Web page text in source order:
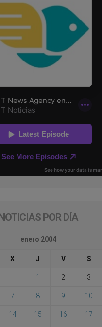
NOTICIAS POR DÍA
enero 2004
X J V S
1 2 3
7 8 9 10
14 15 16 17